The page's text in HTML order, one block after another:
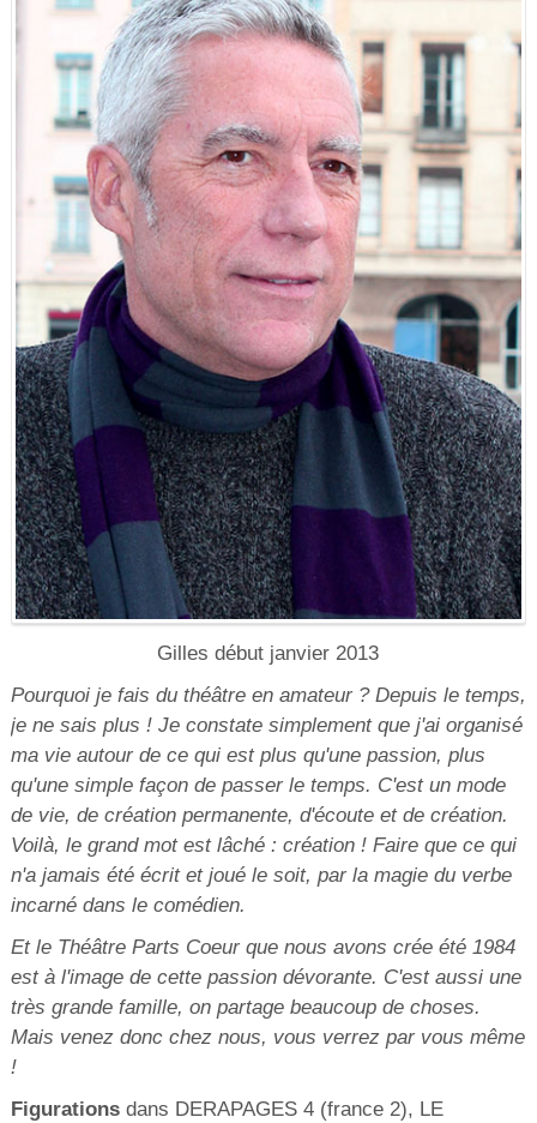
Gilles début janvier 2013
Pourquoi je fais du théâtre en amateur ? Depuis le temps,
je ne sais plus ! Je constate simplement que j'ai organisé
ma vie autour de ce qui est plus qu'une passion, plus
qu'une simple façon de passer le temps. C'est un mode
de vie, de création permanente, d'écoute et de création.
Voilà, le grand mot est lâché : création ! Faire que ce qui
n'a jamais été écrit et joué le soit, par la magie du verbe
incarné dans le comédien.
Et le Théâtre Parts Coeur que nous avons crée été 1984
est à l'image de cette passion dévorante. C'est aussi une
très grande famille, on partage beaucoup de choses.
Mais venez donc chez nous, vous verrez par vous même
!
Figurationsdans DERAPAGES 4 (france 2), LE